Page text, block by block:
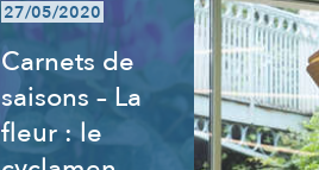
27/05/2020
Carnets de
saisons – La
fleur : le